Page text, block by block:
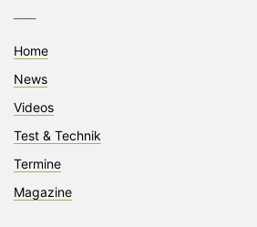
Home
News
Videos
Test & Technik
Termine
Magazine